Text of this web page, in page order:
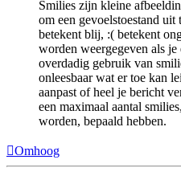
Smilies zijn kleine
om een gevoelstoestand
betekent blij, :( betekent
worden weergegeven als
overdadig gebruik van
onleesbaar wat er toe kan
aanpast of heel je bericht
een maximaal aantal
worden, bepaald hebben.
Omhoog